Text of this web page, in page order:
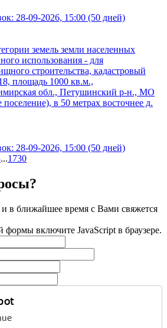
28-09-2026, 15:00 (50 дней)
земель земли населенных
использования - для
строительства, кадастровый
площадь 1000 кв.м.,
обл., Петушинский р-н., МО
в 50 метрах восточнее д.
28-09-2026, 15:00 (50 дней)
...1730
в ближайшее время с Вами свяжется
формы включите JavaScript в браузере.